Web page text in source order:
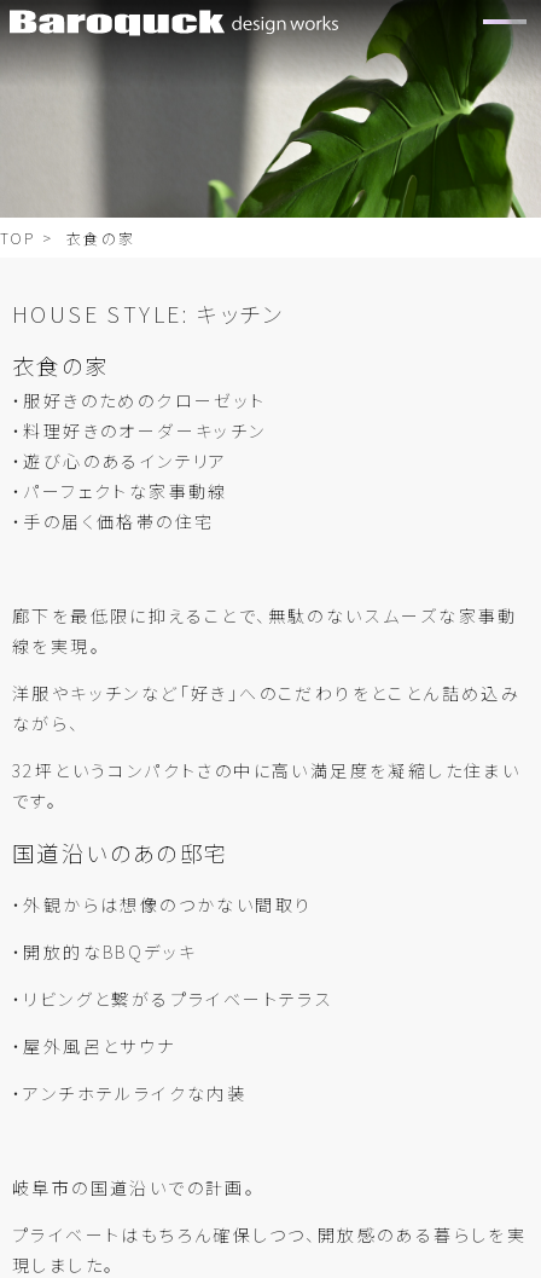
TOP > 衣食の家
HOUSE STYLE: キッチン
衣食の家
・服好きのためのクローゼット
・料理好きのオーダーキッチン
・遊び心のあるインテリア
・パーフェクトな家事動線
・手の届く価格帯の住宅
廊下を最低限に抑えることで、無駄のないスムーズな家事動
線を実現。
洋服やキッチンなど「好き」へのこだわりをとことん詰め込み
ながら、
32坪というコンパクトさの中に高い満足度を凝縮した住まい
です。
国道沿いのあの邸宅
・外観からは想像のつかない間取り
・開放的なBBQデッキ
・リビングと繋がるプライベートテラス
・屋外風呂とサウナ
・アンチホテルライクな内装
岐阜市の国道沿いでの計画。
プライベートはもちろん確保しつつ、開放感のある暮らしを実
現しました。